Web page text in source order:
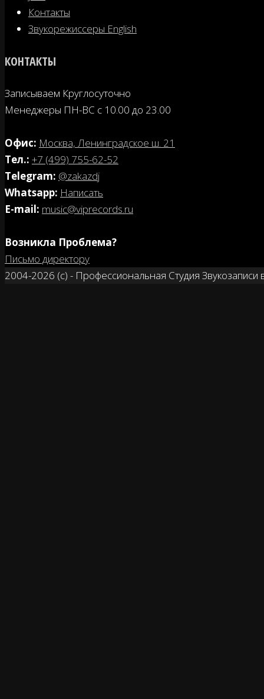
Контакты
Звукорежиссеры English
КОНТАКТЫ
Записываем Круглосуточно
Менеджеры ПН-ВС с 10.00 до 23.00
Офис: Москва, Ленинградское ш. 21
Tел.: +7 (499) 755-62-52
Telegram: @zakazdj
Whatsapp: Написать
E-mail: music@viprecords.ru
Возникла Проблема?
Письмо директору
2004-2026 (с) - Профессиональная Студия